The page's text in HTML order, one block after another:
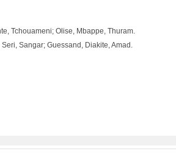
Tchouameni; Olise, Mbappe, Thuram.
Sangar; Guessand, Diakite, Amad.